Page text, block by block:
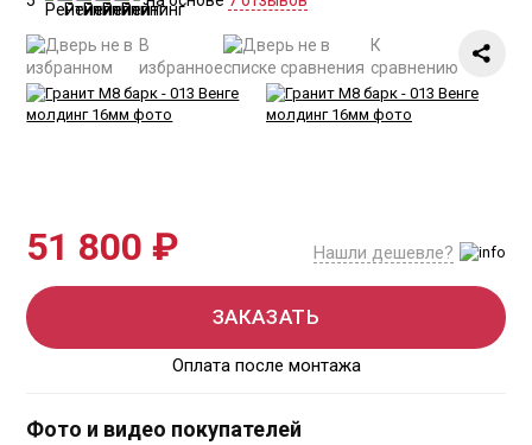
В
избранное
К
сравнению
51 800 ₽ Нашли дешевле?
ЗАКАЗАТЬ
Оплата после монтажа
Фото и видео покупателей